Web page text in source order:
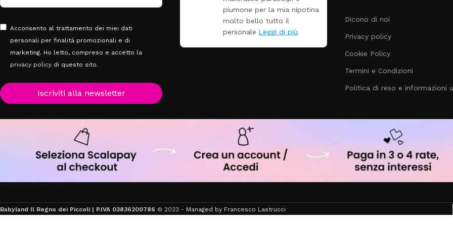
Acconsento al trattamento dei miei dati
personali per finalità promozionali e di
marketing. Ho letto, compreso e accetto la
privacy policy di questo sito.
Iscriviti alla newsletter
piumone per la mia nipotina
personale Leggi di più
rispetto la concorrenza
Dicono di noi
Privacy policy
Cookie Policy
Termini e Condizioni
Politica di reso e informazioni
Babyland Il Regno dei Piccoli | P.IVA 03836200786 © 2023 - Managed by Francesco Lastrucci